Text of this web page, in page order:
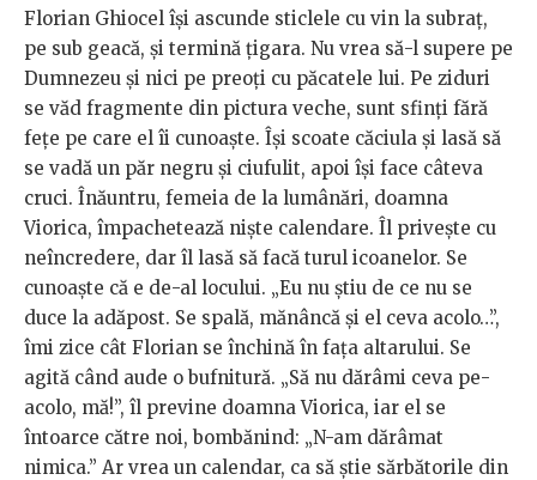
Florian Ghiocel își ascunde sticlele cu vin la subraț,
pe sub geacă, și termină țigara. Nu vrea să-l supere pe
Dumnezeu și nici pe preoți cu păcatele lui. Pe ziduri
se văd fragmente din pictura veche, sunt sfinți fără
fețe pe care el îi cunoaște. Își scoate căciula și lasă să
se vadă un păr negru și ciufulit, apoi își face câteva
cruci. Înăuntru, femeia de la lumânări, doamna
Viorica, împachetează niște calendare. Îl privește cu
neîncredere, dar îl lasă să facă turul icoanelor. Se
cunoaște că e de-al locului. „Eu nu știu de ce nu se
duce la adăpost. Se spală, mănâncă și el ceva acolo…”,
îmi zice cât Florian se închină în fața altarului. Se
agită când aude o bufnitură. „Să nu dărâmi ceva pe-
acolo, mă!”, îl previne doamna Viorica, iar el se
întoarce către noi, bombănind: „N-am dărâmat
nimica.” Ar vrea un calendar, ca să știe sărbătorile din